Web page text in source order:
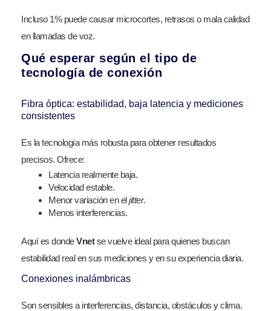
Incluso 1% puede causar microcortes, retrasos o mala calidad
en llamadas de voz.
Qué esperar según el tipo de
tecnología de conexión
Fibra óptica: estabilidad, baja latencia y mediciones
consistentes
Es la tecnología más robusta para obtener resultados
precisos. Ofrece:
Latencia realmente baja.
Velocidad estable.
Menor variación en eljitter.
Menos interferencias.
Aquí es dondeVnetse vuelve ideal para quienes buscan
estabilidad real en sus mediciones y en su experiencia diaria.
Conexiones inalámbricas
Son sensibles a interferencias, distancia, obstáculos y clima.